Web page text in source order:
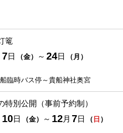
篭
7日 （金） ～ 24日 （月 ）
臨時バス停～貴船神社奥宮
別公開（事前予約制）
10日 （金） ～ 12月 7日 （ 日 ）